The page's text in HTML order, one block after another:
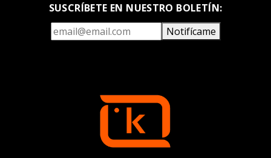
SUSCRÍBETE EN NUESTRO BOLETÍN:
Notifícame